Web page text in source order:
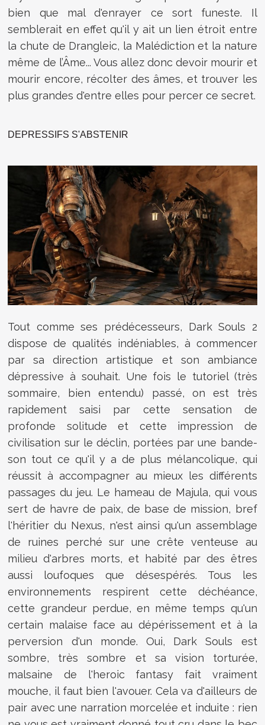
bien que mal d'enrayer ce sort funeste. Il
semblerait en effet qu'il y ait un lien étroit entre
la chute de Drangleic, la Malédiction et la nature
même de l’Âme... Vous allez donc devoir mourir et
mourir encore, récolter des âmes, et trouver les
plus grandes d'entre elles pour percer ce secret.
DEPRESSIFS S'ABSTENIR
Tout comme ses prédécesseurs, Dark Souls 2
dispose de qualités indéniables, à commencer
par sa direction artistique et son ambiance
dépressive à souhait. Une fois le tutoriel (très
sommaire, bien entendu) passé, on est très
rapidement saisi par cette sensation de
profonde solitude et cette impression de
civilisation sur le déclin, portées par une bande-
son tout ce qu'il y a de plus mélancolique, qui
réussit à accompagner au mieux les différents
passages du jeu. Le hameau de Majula, qui vous
sert de havre de paix, de base de mission, bref
l'héritier du Nexus, n'est ainsi qu'un assemblage
de ruines perché sur une crête venteuse au
milieu d'arbres morts, et habité par des êtres
aussi loufoques que désespérés. Tous les
environnements respirent cette déchéance,
cette grandeur perdue, en même temps qu'un
certain malaise face au dépérissement et à la
perversion d'un monde. Oui, Dark Souls est
sombre, très sombre et sa vision torturée,
malsaine de l'heroic fantasy fait vraiment
mouche, il faut bien l'avouer. Cela va d'ailleurs de
pair avec une narration morcelée et induite : rien